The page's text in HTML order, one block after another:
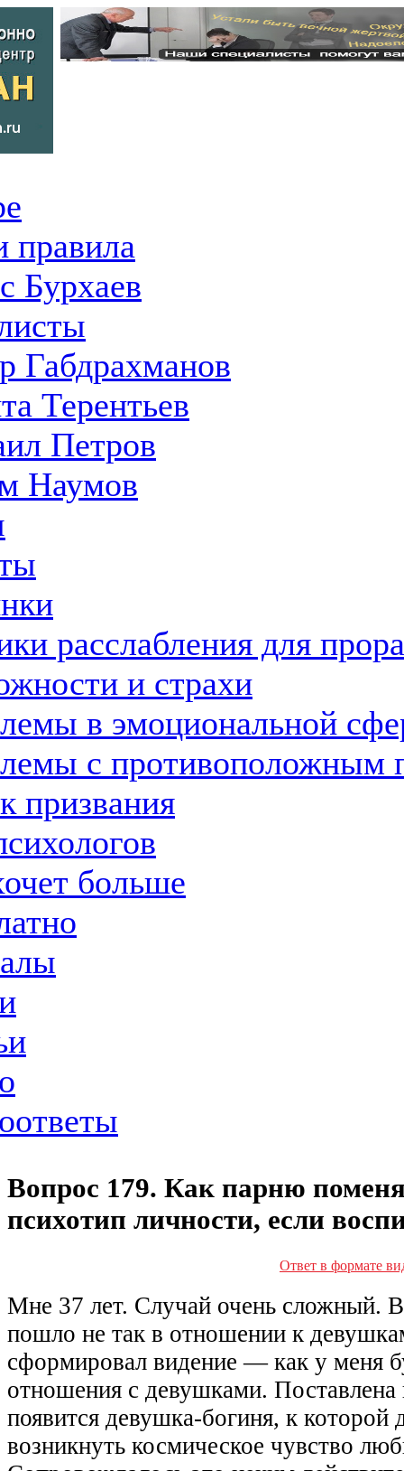
Бурхаев
Габдрахманов
Терентьев
Петров
Наумов
расслабления для
и страхи
в эмоциональной
с противоположным
призвания
больше
Вопрос 179. Как парню
психотип личности, если
Ответ в формате
Мне 37 лет. Случай очень сложный.
пошло не так в отношении к
сформировал видение — как у меня
отношения с девушками. Поставлена
появится девушка-богиня, к
возникнуть космическое чувство